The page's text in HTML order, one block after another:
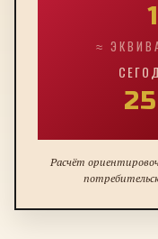
≈
Расчёт